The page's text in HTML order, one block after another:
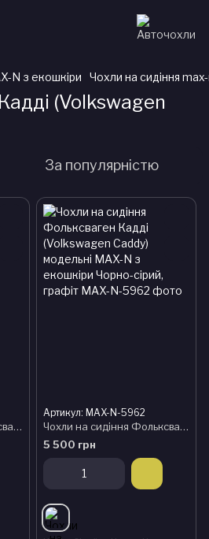
N з екошкіри Чохли на сидіння
(Volkswagen
За популярністю
Чохли на сидіння Фольксваген Кадді (Volkswagen Caddy) модельні MAX-N з екошкіри
Артикул: MAX-N-5962
Чохли на сидіння Фольксваген Кадді (Volkswagen Caddy) модельні MAX-N з екошкіри Чорно-сірий, графіт
5 500 грн